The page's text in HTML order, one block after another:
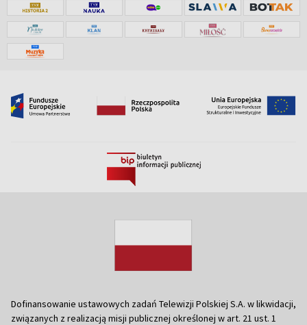
Dofinansowanie ustawowych zadań Telewizji Polskiej S.A. w likwidacji,
związanych z realizacją misji publicznej określonej w art. 21 ust. 1